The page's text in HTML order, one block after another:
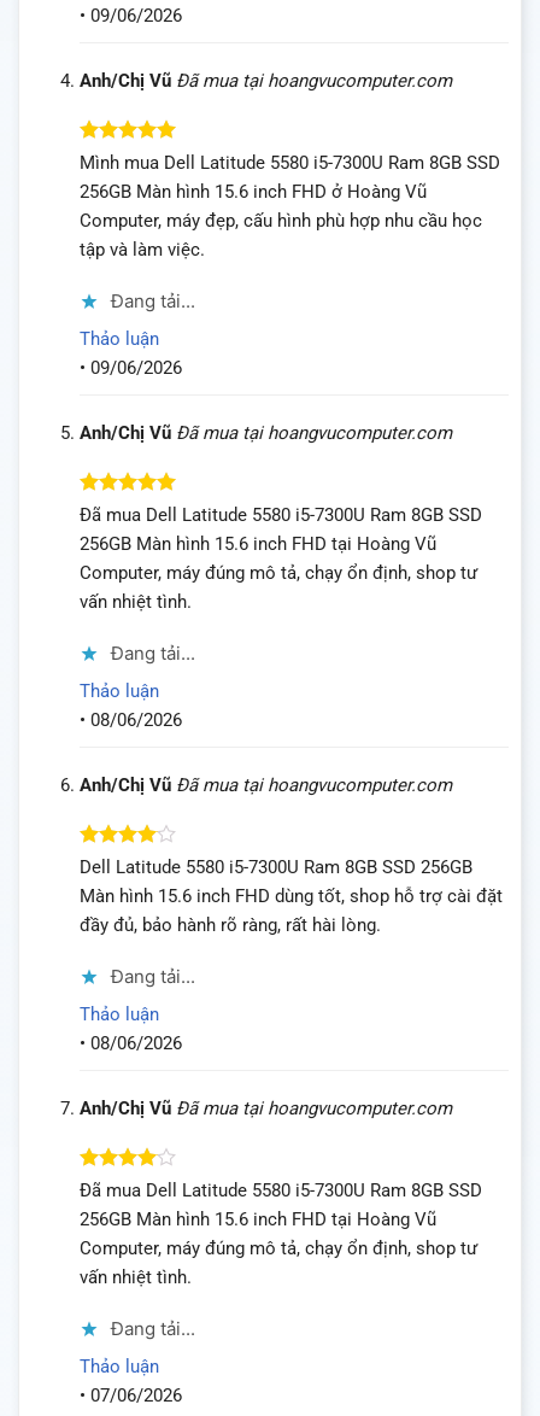
• 09/06/2026
Anh/Chị Vũ Đã mua tại hoangvucomputer.com
Được xếp
sao
Mình mua Dell Latitude 5580 i5-7300U Ram 8GB SSD
256GB Màn hình 15.6 inch FHD ở Hoàng Vũ
Computer, máy đẹp, cấu hình phù hợp nhu cầu học
tập và làm việc.
Đang tải...
Thảo luận
• 09/06/2026
Anh/Chị Vũ Đã mua tại hoangvucomputer.com
Được xếp
sao
Đã mua Dell Latitude 5580 i5-7300U Ram 8GB SSD
256GB Màn hình 15.6 inch FHD tại Hoàng Vũ
Computer, máy đúng mô tả, chạy ổn định, shop tư
vấn nhiệt tình.
Đang tải...
Thảo luận
• 08/06/2026
Anh/Chị Vũ Đã mua tại hoangvucomputer.com
Được
45 sao
Dell Latitude 5580 i5-7300U Ram 8GB SSD 256GB
Màn hình 15.6 inch FHD dùng tốt, shop hỗ trợ cài đặt
đầy đủ, bảo hành rõ ràng, rất hài lòng.
Đang tải...
Thảo luận
• 08/06/2026
Anh/Chị Vũ Đã mua tại hoangvucomputer.com
Được
45 sao
Đã mua Dell Latitude 5580 i5-7300U Ram 8GB SSD
256GB Màn hình 15.6 inch FHD tại Hoàng Vũ
Computer, máy đúng mô tả, chạy ổn định, shop tư
vấn nhiệt tình.
Đang tải...
Thảo luận
• 07/06/2026